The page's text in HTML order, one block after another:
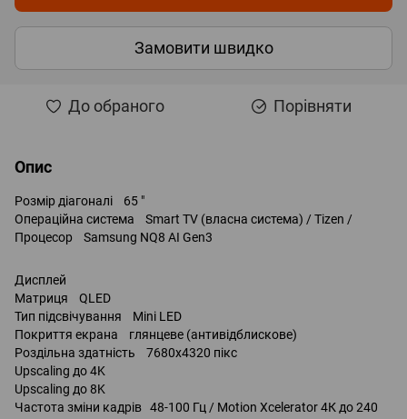
Замовити швидко
До обраного Порівняти
Опис
Розмір діагоналі 65 "
Операційна система Smart TV (власна система) / Tizen /
Процесор Samsung NQ8 AI Gen3
Дисплей
Матриця QLED
Тип підсвічування Mini LED
Покриття екрана глянцеве (антивідблискове)
Роздільна здатність 7680x4320 пікс
Upscaling до 4K
Upscaling до 8K
Частота зміни кадрів 48-100 Гц / Motion Xcelerator 4К до 240